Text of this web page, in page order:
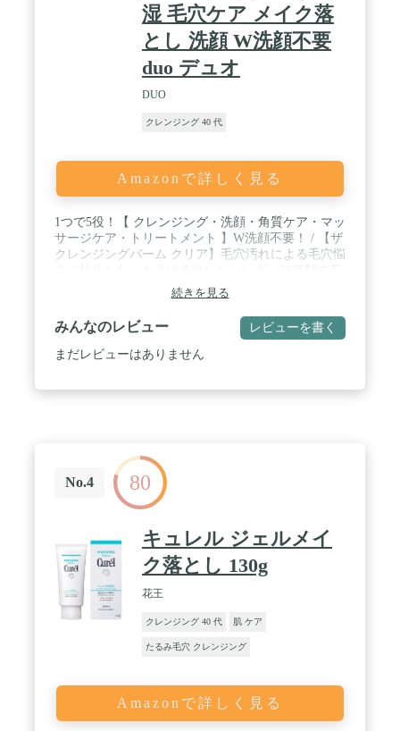
不要、濡れた手でも使えます。肌が非常に濡れてい
る洗髪後などは、軽く水気を拭き取ってからお使い
ください。一般的なグルー（シアノアクリレート
系）を使用したまつ毛エクステンションをご使用の
方もお使いいただけます。強くこするとまつ毛自体
が抜けやすくなりますので、エクステの流れに沿っ
油、パラベンフリー、アルコールフリー アレルギー
いわけではありません。/アテニアはファンケルのグ
ループ会社です。 / 【配合成分】ククイナッツオイ
ロックローズオイル・イモーテルオイル（古い角質
によるくすみのない肌を保つエモリエント成分）、
メドウフォームオイル・アルガンオイル（毛穴汚れ
方 / 【お届けについて】 環境に配慮した森林認証*
を取得した素材の外箱でお届けします。*適切に管
理された森林の木材を使用して製品がつくられてい
るという国際的な認証。
湿 毛穴ケア メイク落
とし 洗顔 W洗顔不要
duo デュオ
DUO
クレンジング 40 代
Amazonで詳しく見る
1つで5役！【 クレンジング・洗顔・角質ケア・マッ
サージケア・トリートメント 】W洗顔不要！ / 【ザ
クレンジングバーム クリア】毛穴汚れによる毛穴悩
容成分により、使う程に透明感のあふれる毛穴レス
な肌へと導きます。 / とろける新感覚！独自技術の
「毛穴クリアカプセル」でメイクも毛穴汚れもスッ
キリオフ！ / さわやかなグレープフルーツ精油の香
り / クレンジングバームのパイオニア！DUOとは
続きを見る
みんなのレビュー レビューを書く
まだレビューはありません
No.4 80
キュレル ジェルメイ
ク落とし 130g
花王
クレンジング 40 代 肌 ケア
たるみ毛穴 クレンジング
Amazonで詳しく見る